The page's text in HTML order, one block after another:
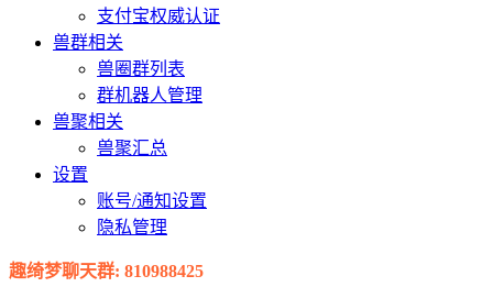
支付宝权威认证
兽群相关
兽圈群列表
群机器人管理
兽聚相关
兽聚汇总
设置
账号/通知设置
隐私管理
趣绮梦聊天群: 810988425